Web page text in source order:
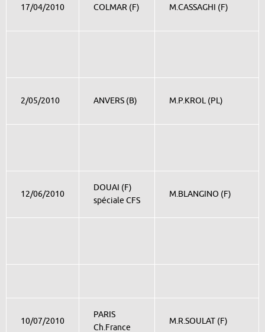
17/04/2010 COLMAR (F) M.CASSAGHI (F)
2/05/2010 ANVERS (B) M.P.KROL (PL)
12/06/2010
DOUAI (F)
spéciale CFS
M.BLANGINO (F)
10/07/2010
PARIS
Ch.France
M.R.SOULAT (F)